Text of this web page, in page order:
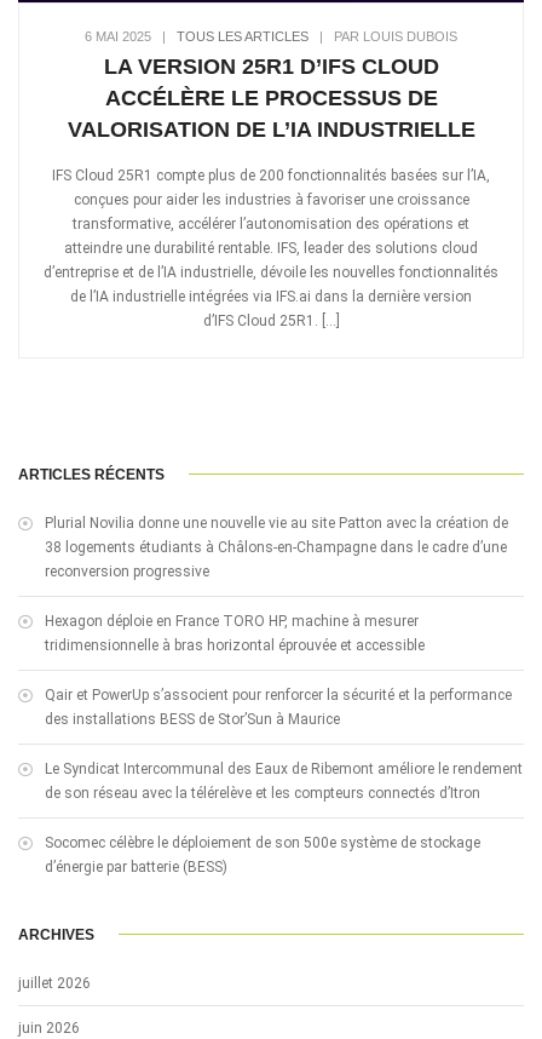
6 MAI 2025 | TOUS LES ARTICLES | PAR LOUIS DUBOIS
LA VERSION 25R1 D’IFS CLOUD
ACCÉLÈRE LE PROCESSUS DE
VALORISATION DE L’IA INDUSTRIELLE
IFS Cloud 25R1 compte plus de 200 fonctionnalités basées sur l’IA,
conçues pour aider les industries à favoriser une croissance
transformative, accélérer l’autonomisation des opérations et
atteindre une durabilité rentable. IFS, leader des solutions cloud
d’entreprise et de l’IA industrielle, dévoile les nouvelles fonctionnalités
de l’IA industrielle intégrées via IFS.ai dans la dernière version
d’IFS Cloud 25R1. […]
ARTICLES RÉCENTS
Plurial Novilia donne une nouvelle vie au site Patton avec la création de
38 logements étudiants à Châlons-en-Champagne dans le cadre d’une
reconversion progressive
Hexagon déploie en France TORO HP, machine à mesurer
tridimensionnelle à bras horizontal éprouvée et accessible
Qair et PowerUp s’associent pour renforcer la sécurité et la performance
des installations BESS de Stor’Sun à Maurice
Le Syndicat Intercommunal des Eaux de Ribemont améliore le rendement
de son réseau avec la télérelève et les compteurs connectés d’Itron
Socomec célèbre le déploiement de son 500e système de stockage
d’énergie par batterie (BESS)
ARCHIVES
juillet 2026
juin 2026